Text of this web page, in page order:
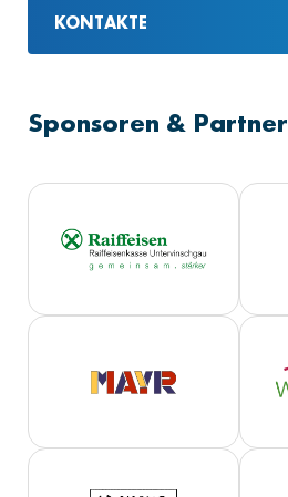
KONTAKTE
Sponsoren & Partner